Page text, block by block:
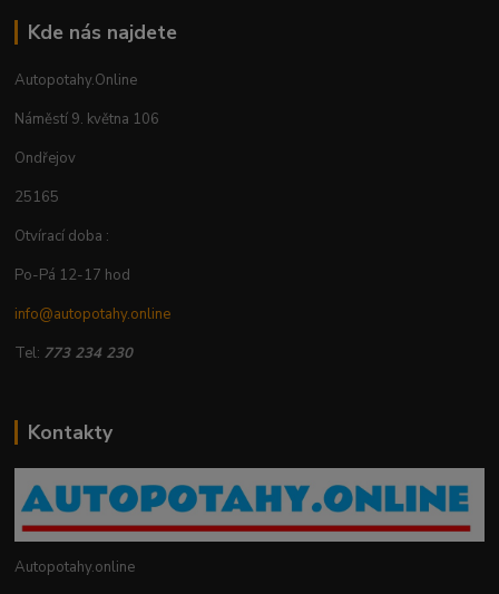
Kde nás najdete
Autopotahy.Online
Náměstí 9. května 106
Ondřejov
25165
Otvírací doba :
Po-Pá 12-17 hod
info@autopotahy.online
Tel: 773 234 230
Kontakty
Autopotahy.online